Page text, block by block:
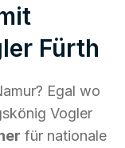
Fürth
Egal wo
Vogler
für nationale